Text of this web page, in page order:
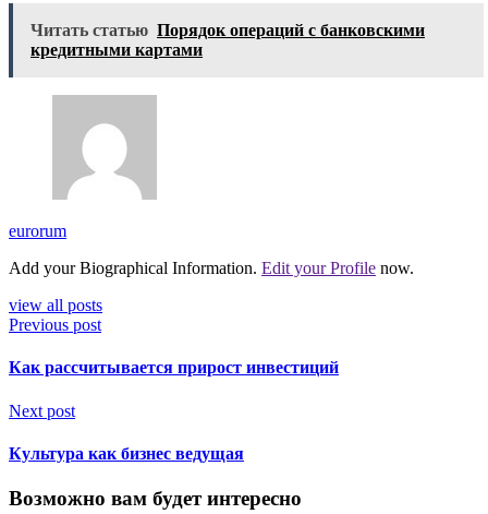
Читать статью Порядок операций с банковскими
кредитными картами
eurorum
Add your Biographical Information. Edit your Profile now.
view all posts
Previous post
Как рассчитывается прирост инвестиций
Next post
Культура как бизнес ведущая
Возможно вам будет интересно